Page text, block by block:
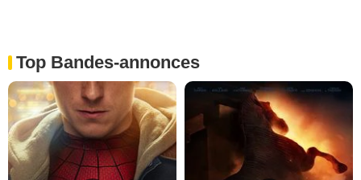
Top Bandes-annonces